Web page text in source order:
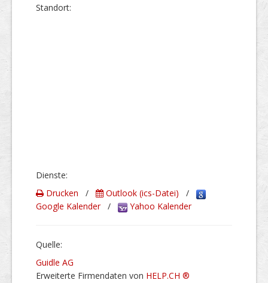
Stand­ort:
Dienste:
Drucken / Outlook (ics-Datei) /
Google Kalender/ Yahoo Kalender
Quelle:
Guidle AG
Erweiterte Firmendaten von HELP.CH ®